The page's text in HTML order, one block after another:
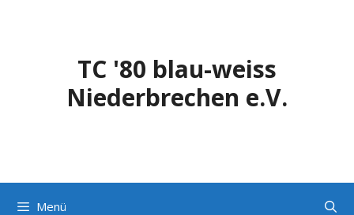
TC '80 blau-weiss
Niederbrechen e.V.
Menü